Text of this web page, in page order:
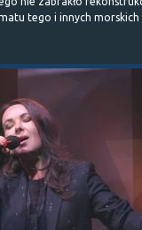
tego i innych morskich